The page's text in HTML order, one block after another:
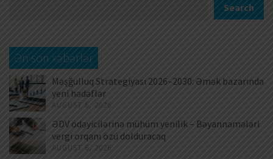
Search
Ən son xəbərlər
Məşğulluq Strategiyası 2026–2030: Əmək bazarında
yeni hədəflər
AUGUST 6, 2026
ƏDV ödəyicilərinə mühüm yenilik – Bəyannamələri
vergi orqanı özü dolduracaq
AUGUST 6, 2026